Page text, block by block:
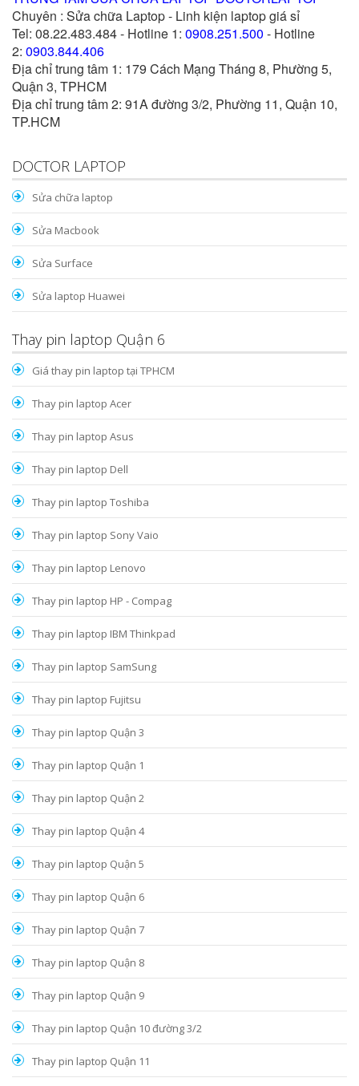
Chuyên : Sửa chữa Laptop - Linh kiện laptop giá sỉ
Tel: 08.22.483.484 - Hotline 1: 0908.251.500 - Hotline
2: 0903.844.406
Địa chỉ trung tâm 1: 179 Cách Mạng Tháng 8, Phường 5,
Quận 3, TPHCM
Địa chỉ trung tâm 2: 91A đường 3/2, Phường 11, Quận 10,
TP.HCM
DOCTOR LAPTOP
Sửa chữa laptop
Sửa Macbook
Sửa Surface
Sửa laptop Huawei
Thay pin laptop Quận 6
Giá thay pin laptop tại TPHCM
Thay pin laptop Acer
Thay pin laptop Asus
Thay pin laptop Dell
Thay pin laptop Toshiba
Thay pin laptop Sony Vaio
Thay pin laptop Lenovo
Thay pin laptop HP - Compag
Thay pin laptop IBM Thinkpad
Thay pin laptop SamSung
Thay pin laptop Fujitsu
Thay pin laptop Quận 3
Thay pin laptop Quận 1
Thay pin laptop Quận 2
Thay pin laptop Quận 4
Thay pin laptop Quận 5
Thay pin laptop Quận 6
Thay pin laptop Quận 7
Thay pin laptop Quận 8
Thay pin laptop Quận 9
Thay pin laptop Quận 10 đường 3/2
Thay pin laptop Quận 11